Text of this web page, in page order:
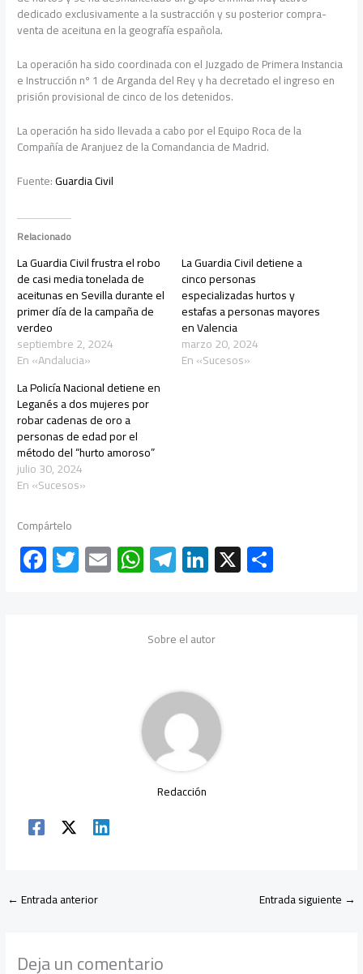
dedicado exclusivamente a la sustracción y su posterior compra-
venta de aceituna en la geografía española.
La operación ha sido coordinada con el Juzgado de Primera Instancia
e Instrucción nº 1 de Arganda del Rey y ha decretado el ingreso en
prisión provisional de cinco de los detenidos.
La operación ha sido llevada a cabo por el Equipo Roca de la
Compañía de Aranjuez de la Comandancia de Madrid.
Fuente:Guardia Civil
Relacionado
La Guardia Civil frustra el robo
de casi media tonelada de
aceitunas en Sevilla durante el
primer día de la campaña de
verdeo
septiembre 2, 2024
En «Andalucia»
La Guardia Civil detiene a
cinco personas
especializadas hurtos y
estafas a personas mayores
en Valencia
marzo 20, 2024
En «Sucesos»
La Policía Nacional detiene en
Leganés a dos mujeres por
robar cadenas de oro a
personas de edad por el
método del “hurto amoroso”
julio 30, 2024
En «Sucesos»
Compártelo
F
ac
T
wi
E
m
W
h
s
p
p
Te
le
a
Li
nk
dI
X
Sobre el autor
Redacción
←Entrada anterior Entrada siguiente →
Deja un comentario